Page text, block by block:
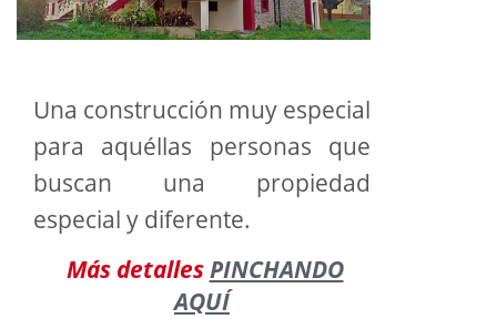
Una construcción muy especial
para aquéllas personas que
buscan una propiedad
especial y diferente.
Más detallesPINCHANDO
AQUÍ